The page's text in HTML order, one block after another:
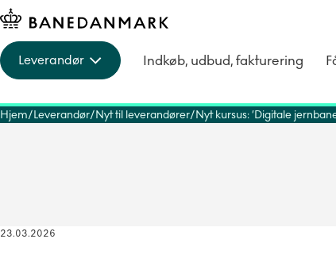
Leverandør Indkøb, udbud, fakturering
Hjem Leverandør Nyt til leverandører Nyt kursus: ’Digitale
23.03.2026